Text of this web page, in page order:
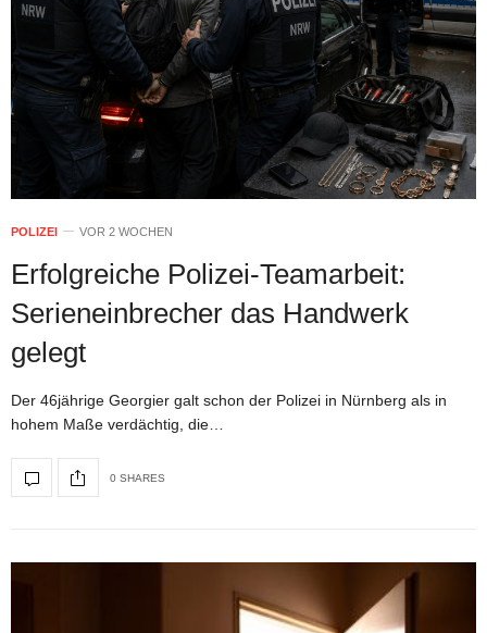
POLIZEI VOR 2 WOCHEN
Erfolgreiche Polizei-Teamarbeit:
Serieneinbrecher das Handwerk
gelegt
Der 46jährige Georgier galt schon der Polizei in Nürnberg als in
hohem Maße verdächtig, die…
0 SHARES